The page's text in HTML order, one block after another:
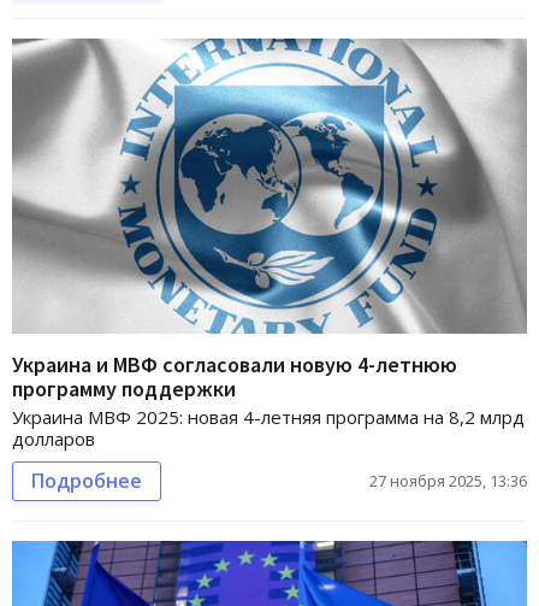
Украина и МВФ согласовали новую 4-летнюю
программу поддержки
Украина МВФ 2025: новая 4-летняя программа на 8,2 млрд
долларов
Подробнее 27 ноября 2025, 13:36